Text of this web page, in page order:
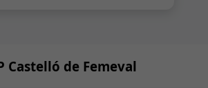
Castelló de Femeval